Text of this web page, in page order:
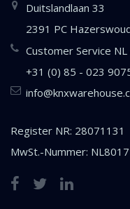
Duitslandlaan 33
2391 PC
Customer Service NL
+31 (0) 85 - 023
Register NR: 28071131
MwSt.-Nummer: